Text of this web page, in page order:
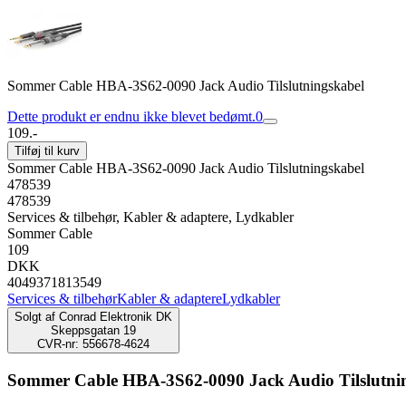
Sommer Cable HBA-3S62-0090 Jack Audio Tilslutningskabel
Dette produkt er endnu ikke blevet bedømt.0
109.-
Tilføj til kurv
Sommer Cable HBA-3S62-0090 Jack Audio Tilslutningskabel
478539
478539
Services & tilbehør, Kabler & adaptere, Lydkabler
Sommer Cable
109
DKK
4049371813549
Services & tilbehørKabler & adaptereLydkabler
Solgt af Conrad Elektronik DK
Skeppsgatan 19
CVR-nr: 556678-4624
Sommer Cable HBA-3S62-0090 Jack Audio